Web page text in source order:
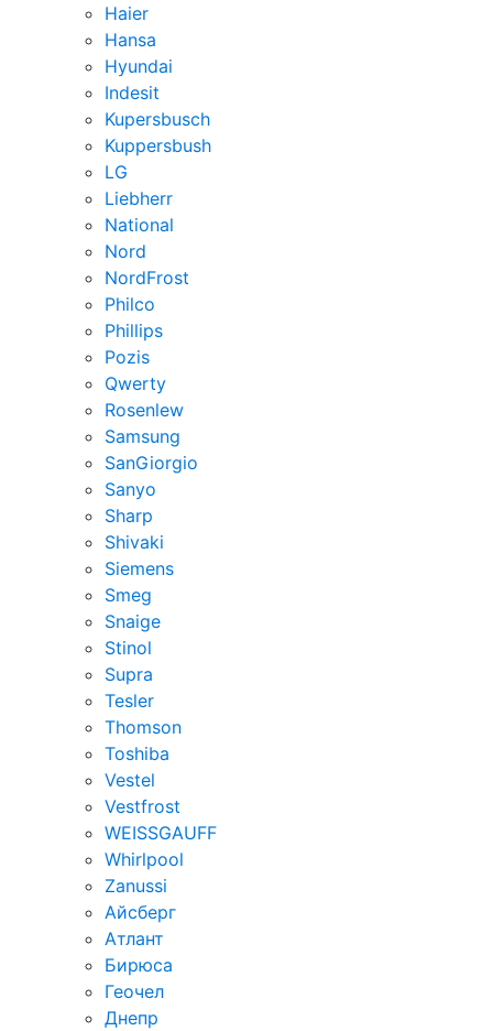
Haier
Hansa
Hyundai
Indesit
Kupersbusch
Kuppersbush
LG
Liebherr
National
Nord
NordFrost
Philco
Phillips
Pozis
Qwerty
Rosenlew
Samsung
SanGiorgio
Sanyo
Sharp
Shivaki
Siemens
Smeg
Snaige
Stinol
Supra
Tesler
Thomson
Toshiba
Vestel
Vestfrost
WEISSGAUFF
Whirlpool
Zanussi
Айсберг
Атлант
Бирюса
Геочел
Днепр